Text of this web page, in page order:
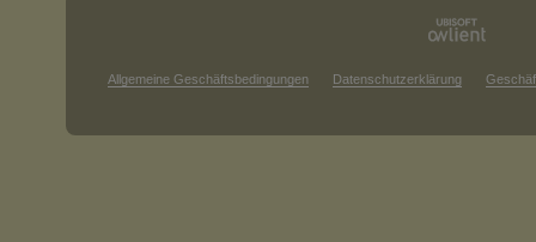
Allgemeine Geschäftsbedingungen Datenschutzerklärung